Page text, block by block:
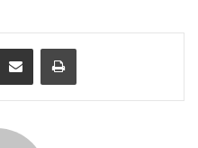
Share via Email Print